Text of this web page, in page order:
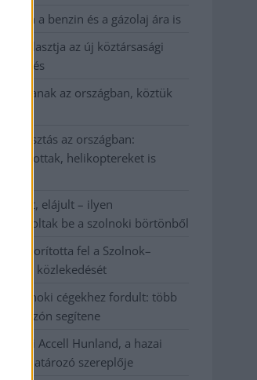
a benzin és a gázolaj ára is
az új köztársasági
az országban, köztük
az országban:
javítottak, helikoptereket is
lett, elájult – ilyen
számoltak be a szolnoki börtönből
borította fel a Szolnok–
közlekedését
a szolnoki cégekhez fordult: több
dolgozón segítene
Accell Hunland, a hazai
meghatározó szereplője